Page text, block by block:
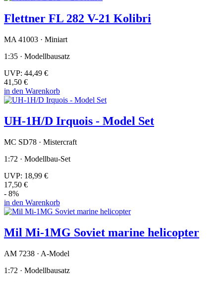
Flettner FL 282 V-21 Kolibri
MA 41003 · Miniart
1:35 · Modellbausatz
UVP: 44,49 €
41,50 €
in den Warenkorb
UH-1H/D Irquois - Model Set
MC SD78 · Mistercraft
1:72 · Modellbau-Set
UVP: 18,99 €
17,50 €
- 8%
in den Warenkorb
Mil Mi-1MG Soviet marine helicopter
AM 7238 · A-Model
1:72 · Modellbausatz